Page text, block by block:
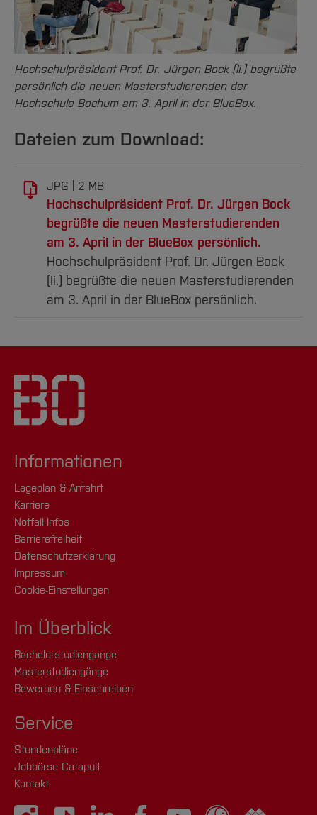
Hochschulpräsident Prof. Dr. Jürgen Bock (li.) begrüßte
persönlich die neuen Masterstudierenden der
Hochschule Bochum am 3. April in der BlueBox.
Dateien zum Download:
JPG 2 MB
Hochschulpräsident Prof. Dr. Jürgen Bock
begrüßte die neuen Masterstudierenden
am 3. April in der BlueBox persönlich.
Hochschulpräsident Prof. Dr. Jürgen Bock
(li.) begrüßte die neuen Masterstudierenden
am 3. April in der BlueBox persönlich.
Informationen
Lageplan & Anfahrt
Karriere
Notfall-Infos
Barrierefreiheit
Datenschutzerklärung
Impressum
Cookie-Einstellungen
Im Überblick
Bachelorstudiengänge
Masterstudiengänge
Bewerben & Einschreiben
Service
Stundenpläne
Jobbörse Catapult
Kontakt